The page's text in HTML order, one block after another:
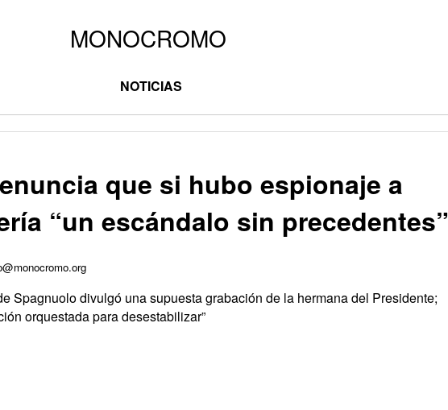
NOTICIAS
que si hubo espionaje a
“un escándalo sin precedentes”
Spagnuolo divulgó una supuesta grabación de la hermana del Presidente;
orquestada para desestabilizar”